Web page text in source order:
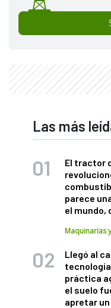
Las más
El tractor
parece
el mundo,
Maquinarias
Llegó al
práctica
el suelo
apretar